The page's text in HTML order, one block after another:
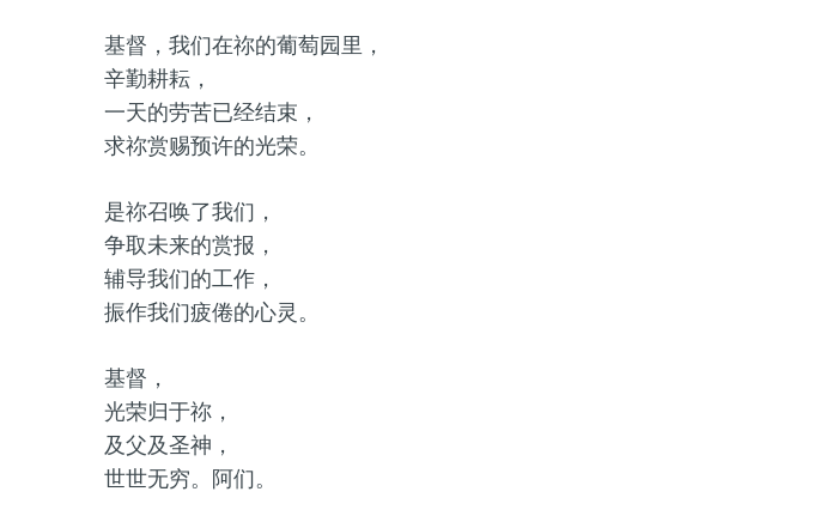
基督，我们在祢的葡萄园里，
辛勤耕耘，
一天的劳苦已经结束，
求祢赏赐预许的光荣。
是祢召唤了我们，
争取未来的赏报，
辅导我们的工作，
振作我们疲倦的心灵。
基督，
光荣归于祢，
及父及圣神，
世世无穷。阿们。